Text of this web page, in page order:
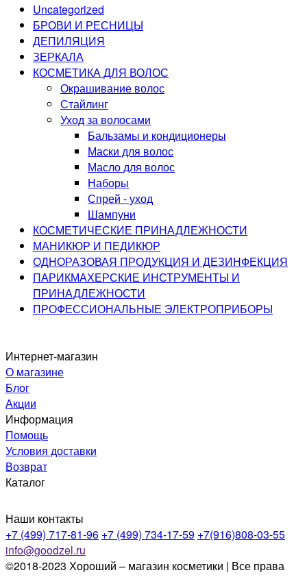
Uncategorized
БРОВИ И РЕСНИЦЫ
ДЕПИЛЯЦИЯ
ЗЕРКАЛА
КОСМЕТИКА ДЛЯ ВОЛОС
Окрашивание волос
Стайлинг
Уход за волосами
Бальзамы и кондиционеры
Маски для волос
Масло для волос
Наборы
Спрей - уход
Шампуни
КОСМЕТИЧЕСКИЕ ПРИНАДЛЕЖНОСТИ
МАНИКЮР И ПЕДИКЮР
ОДНОРАЗОВАЯ ПРОДУКЦИЯ И ДЕЗИНФЕКЦИЯ
ПАРИКМАХЕРСКИЕ ИНСТРУМЕНТЫ И
ПРИНАДЛЕЖНОСТИ
ПРОФЕССИОНАЛЬНЫЕ ЭЛЕКТРОПРИБОРЫ
Интернет-магазин
О магазине
Блог
Акции
Информация
Помощь
Условия доставки
Возврат
Каталог
Наши контакты
+7 (499) 717-81-96 +7 (499) 734-17-59 +7(916)808-03-55
info@goodzel.ru
©2018-2023 Хороший – магазин косметики | Все права